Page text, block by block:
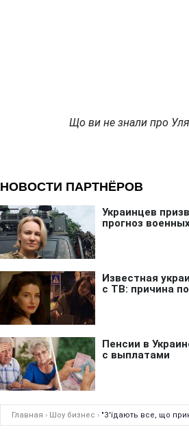
Що ви не знали про
Главная › Шоу бизнес › "З'їдають все, що